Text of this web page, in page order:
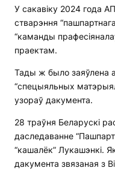
У сакавіку 2024 года
стварэння
“каманды
праектам.
Тады ж было заяўлена
“спецыяльных
узораў дакумента.
28 траўня Беларускі
даследаванне
“кашалёк” Лукашэнкі.
дакумента звязаная з